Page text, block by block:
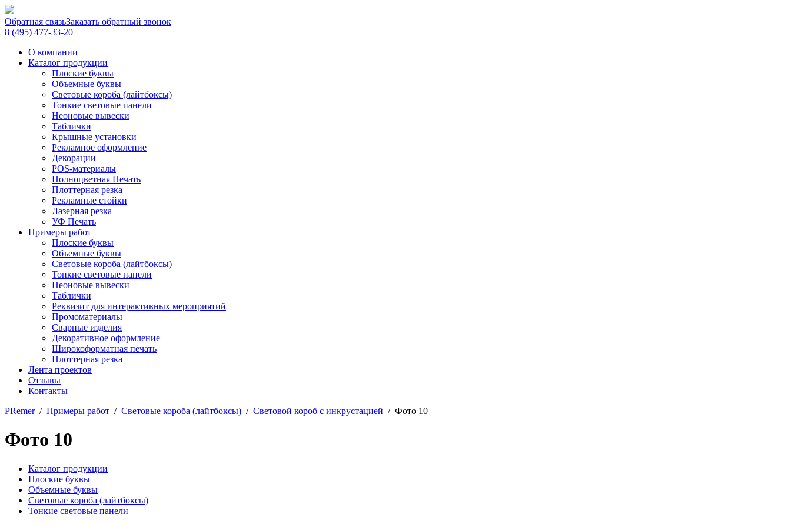
Обратная связьЗаказать обратный звонок
8 (495) 477-33-20
О компании
Каталог продукции
Плоские буквы
Объемные буквы
Световые короба (лайтбоксы)
Тонкие световые панели
Неоновые вывески
Таблички
Крышные установки
Рекламное оформление
Декорации
POS-материалы
Полноцветная Печать
Плоттерная резка
Рекламные стойки
Лазерная резка
УФ Печать
Примеры работ
Плоские буквы
Объемные буквы
Световые короба (лайтбоксы)
Тонкие световые панели
Неоновые вывески
Таблички
Реквизит для интерактивных мероприятий
Промоматериалы
Сварные изделия
Декоративное оформление
Широкоформатная печать
Плоттерная резка
Лента проектов
Отзывы
Контакты
PRemer/ Примеры работ / Световые короба (лайтбоксы) / Световой короб с инкрустацией / Фото 10
Фото 10
Каталог продукции
Плоские буквы
Объемные буквы
Световые короба (лайтбоксы)
Тонкие световые панели